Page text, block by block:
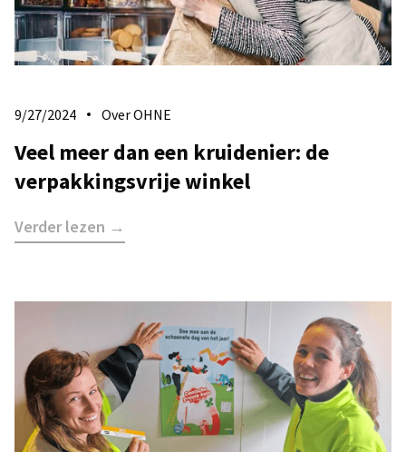
9/27/2024 Over OHNE
Veel meer dan een kruidenier: de
verpakkingsvrije winkel
Verder lezen →